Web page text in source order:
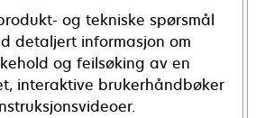
og tekniske spørsmål
detaljert informasjon om
og feilsøking av en
interaktive brukerhåndbøker